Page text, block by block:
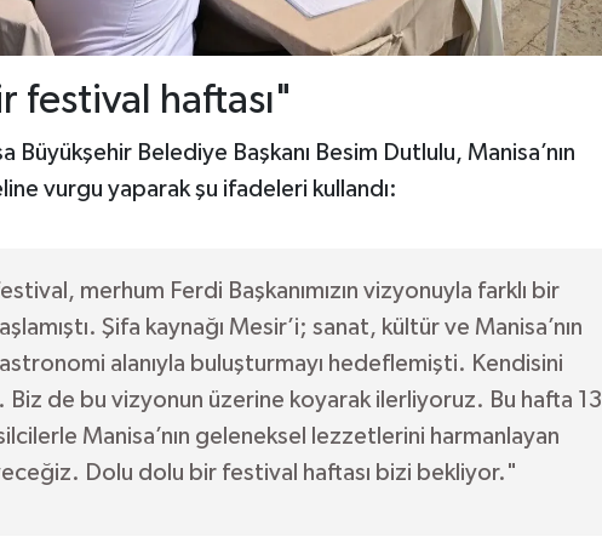
festival haftası"
Büyükşehir Belediye Başkanı Besim Dutlulu, Manisa’nın
vurgu yaparak şu ifadeleri kullandı:
merhum Ferdi Başkanımızın vizyonuyla farklı bir
Şifa kaynağı Mesir’i; sanat, kültür ve Manisa’nın
alanıyla buluşturmayı hedeflemişti. Kendisini
Biz de bu vizyonun üzerine koyarak ilerliyoruz. Bu hafta 13
Manisa’nın geleneksel lezzetlerini harmanlayan
Dolu dolu bir festival haftası bizi bekliyor."